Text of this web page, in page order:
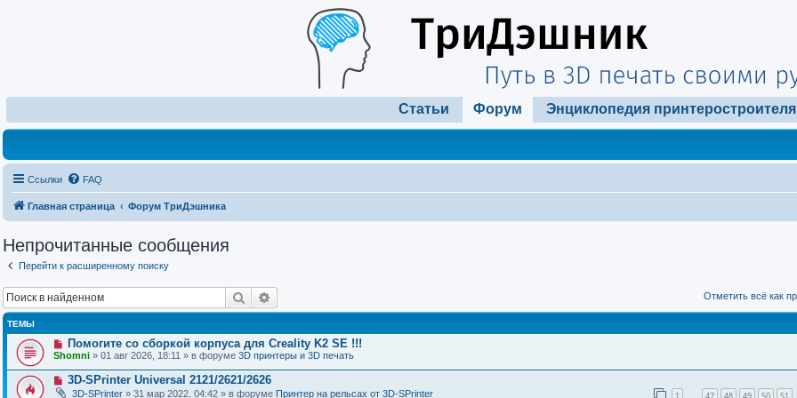
Статьи Форум Энциклопедия принтеростроителя
Ссылки FAQ
Главная страница Форум ТриДэшника
Непрочитанные сообщения
Перейти к расширенному поиску
Поиск Отметить всё как
ТЕМЫ
Н
о
в
о
е
с
Помогите со сборкой корпуса для Creality K2 SE !!!
Shomni » 01 авг 2026, 18:11 » в форуме 3D принтеры и 3D печать
Н3D-SPrinter Universal 2121/2621/2626
3D-SPrinter » 31 мар 2022, 04:42 » в форуме Принтер на рельсах от 3D-SPrinter